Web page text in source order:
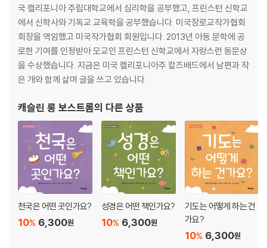
국 캘리포니아 주립대학교에서 심리학을 공부했고, 프린스턴 신학교
에서 신학사와 기독교 교육학을 공부했습니다. 미국장로교작가협회
회장을 역임했고 미국작가협회 회원입니다. 2013년 아동 문학에 공
로한 기여를 인정받아 모교인 프린스턴 신학교에서 자랑스런 동문상
을 수상했습니다. 지금은 미국 캘리포니아주 칼즈배드에서 남편과 작
은 개와 함께 살며 글을 쓰고 있습니다.
캐슬린 롱 보스트롬의 다른 상품
천국은 어떤 곳인가요?
6,300원
10%
성경은 어떤 책인가요?
6,300원
10%
기도는 어떻게 하는 건
가요?
6,300원
10%